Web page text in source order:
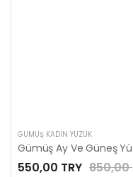
GÜMÜŞ KADIN YÜZÜK
550,00 TRY 850,00 TRY